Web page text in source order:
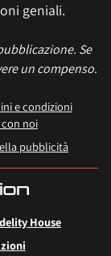
geniali.
Se
un compenso.
e condizioni
noi
pubblicità
House